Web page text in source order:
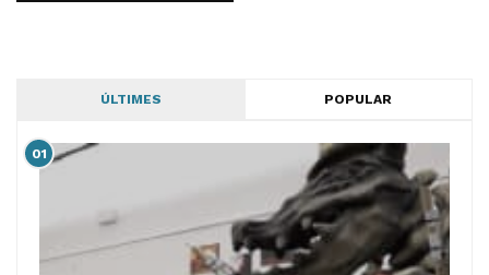
ÚLTIMES POPULAR
01